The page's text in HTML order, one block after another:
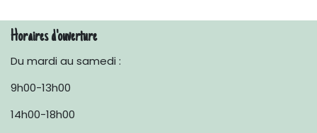
Horaires d'ouverture
Du mardi au samedi :
9h00-13h00
14h00-18h00